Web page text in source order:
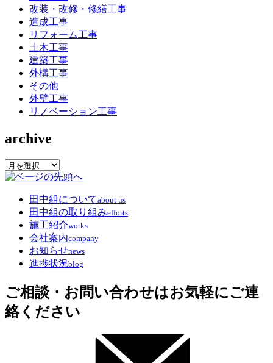
改装・改修・修繕工事
造成工事
リフォーム工事
土木工事
建築工事
外構工事
その他
外壁工事
リノベーション工事
archive
archive
田中組についてabout us
田中組の取り組みefforts
施工紹介works
会社案内company
お知らせnews
進捗状況blog
ご相談・お問い合わせはお気軽にご連
絡ください